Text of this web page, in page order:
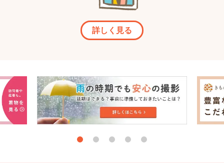
詳しく見る